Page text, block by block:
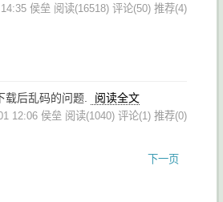
侯垒 阅读(16518) 评论(50) 推荐(4)
后乱码的问题. 阅读全文
12:06 侯垒 阅读(1040) 评论(1) 推荐(0)
下一页